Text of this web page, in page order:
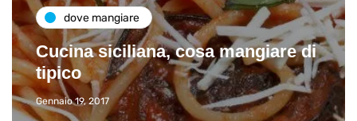
dove mangiare
Cucina siciliana, cosa mangiare di
tipico
Gennaio 19, 2017